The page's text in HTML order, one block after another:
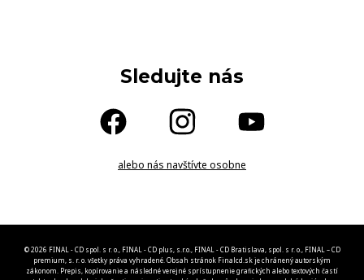
Sledujte nás
alebo nás navštívte osobne
© 2026 FINAL - CD spol. s r. o., FINAL - CD plus, s.r.o., FINAL - CD Bratislava, spol. s r. o., FINAL – CD
premium, s. r. o. všetky práva vyhradené. Obsah stránok Finalcd.sk je chránený autorským
zákonom. Prepis, kopírovanie a následné verejné sprístupnenie grafických alebo textových častí